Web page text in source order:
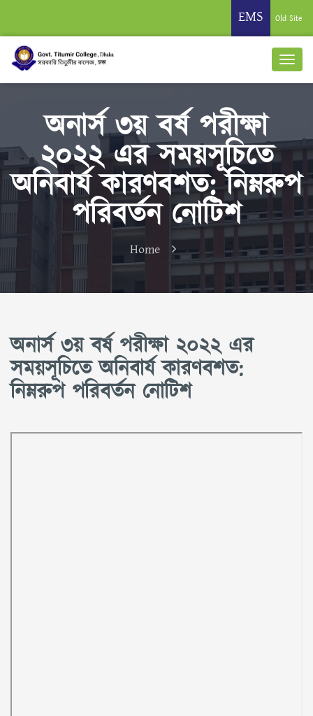
EMS Old Site
অনার্স ৩য় বর্ষ পরীক্ষা
২০২২ এর সময়সূচিতে
অনিবার্য কারণবশত: নিম্নরুপ
পরিবর্তন নোটিশ
Home
অনার্স ৩য় বর্ষ পরীক্ষা ২০২২ এর
সময়সূচিতে অনিবার্য কারণবশত:
নিম্নরুপ পরিবর্তন নোটিশ